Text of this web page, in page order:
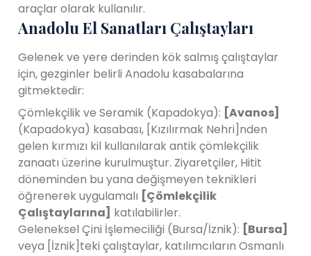
araçlar olarak kullanılır.
Anadolu El Sanatları Çalıştayları
Gelenek ve yere derinden kök salmış çalıştaylar
için, gezginler belirli Anadolu kasabalarına
gitmektedir:
Çömlekçilik ve Seramik (Kapadokya): [Avanos]
(Kapadokya) kasabası, [Kızılırmak Nehri]nden
gelen kırmızı kil kullanılarak antik çömlekçilik
zanaatı üzerine kurulmuştur. Ziyaretçiler, Hitit
döneminden bu yana değişmeyen teknikleri
öğrenerek uygulamalı [Çömlekçilik
Çalıştaylarına] katılabilirler.
Geleneksel Çini İşlemeciliği (Bursa/İznik): [Bursa]
veya [İznik]teki çalıştaylar, katılımcıların Osmanlı